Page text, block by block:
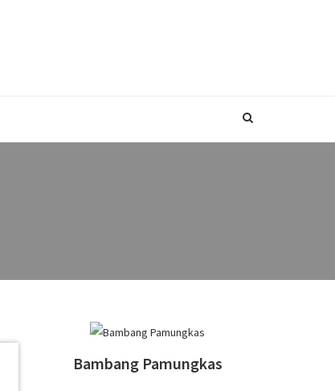
Bambang Pamungkas